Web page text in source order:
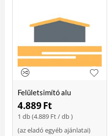
Felületsimító alu
erősített, rome 400 mm
Soft
4.889Ft
1 db (4.889 Ft/ db )
(az eladó egyéb ajánlatai)